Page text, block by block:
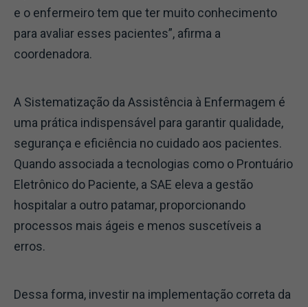
e o enfermeiro tem que ter muito conhecimento
para avaliar esses pacientes”, afirma a
coordenadora.
A Sistematização da Assistência à Enfermagem é
uma prática indispensável para garantir qualidade,
segurança e eficiência no cuidado aos pacientes.
Quando associada a tecnologias como o Prontuário
Eletrônico do Paciente, a SAE eleva a gestão
hospitalar a outro patamar, proporcionando
processos mais ágeis e menos suscetíveis a
erros.
Dessa forma, investir na implementação correta da